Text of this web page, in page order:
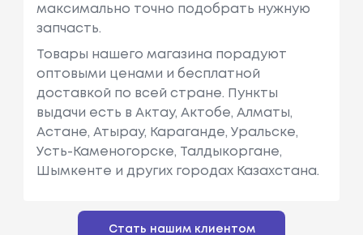
максимально точно подобрать нужную
запчасть.
Товары нашего магазина порадуют
оптовыми ценами и бесплатной
доставкой по всей стране. Пункты
выдачи есть в Актау, Актобе, Алматы,
Астане, Атырау, Караганде, Уральске,
Усть-Каменогорске, Талдыкоргане,
Шымкенте и других городах Казахстана.
Стать нашим клиентом